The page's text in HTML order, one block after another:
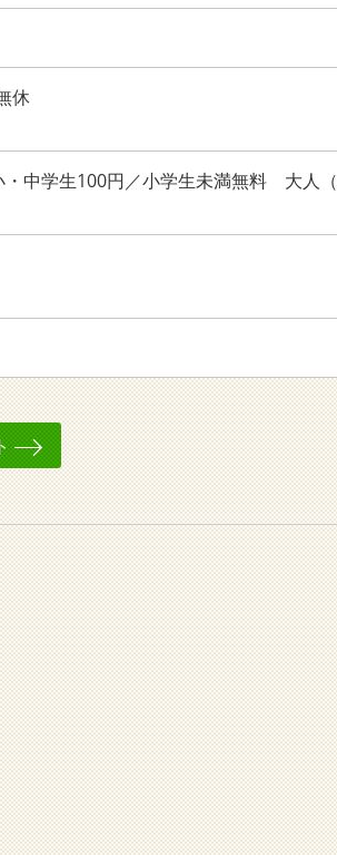
休
・中学生100円／小学生未満無料 大人